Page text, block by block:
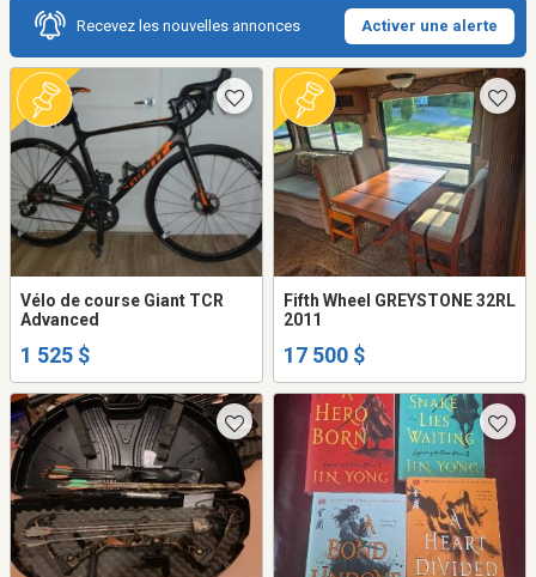
Recevez les nouvelles annonces Activer une alerte
Vélo de course Giant TCR
Advanced
1 525 $
Fifth Wheel GREYSTONE 32RL
2011
17 500 $